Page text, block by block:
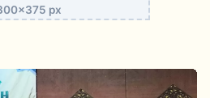
px